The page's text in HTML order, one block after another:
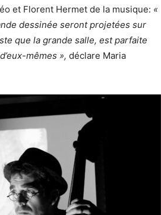
et Florent Hermet de la musique: «
dessinée seront projetées sur
que la grande salle, est parfaite
mêmes », déclare Maria